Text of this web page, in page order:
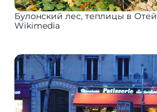
Булонский лес, теплицы в Отей
Wikimedia